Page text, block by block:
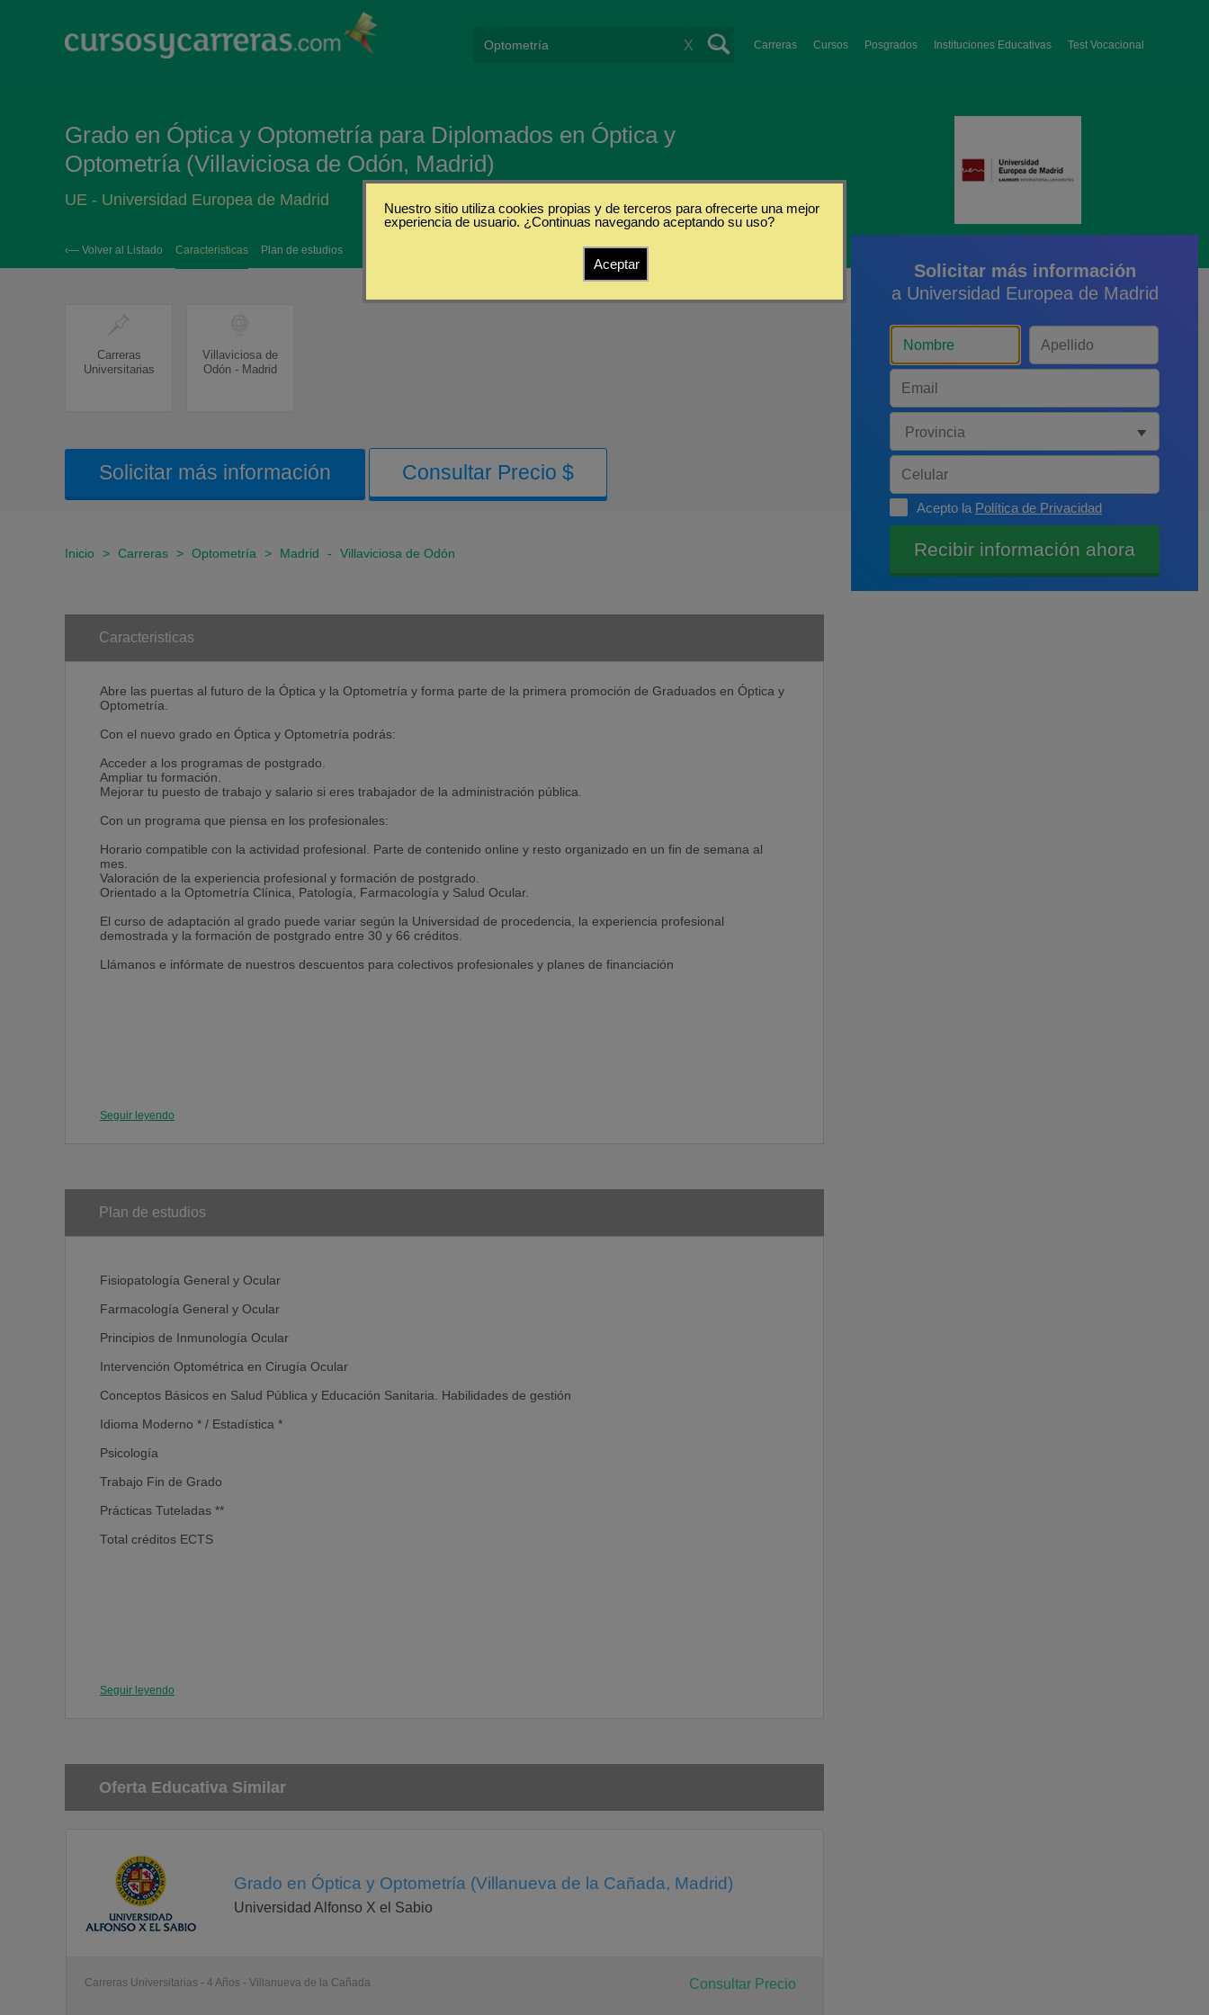
Carreras Cursos Posgrados Instituciones Educativas Test Vocacional
X
Grado en Óptica y Optometría para Diplomados en Óptica y
Optometría (Villaviciosa de Odón, Madrid)
UE - Universidad Europea de Madrid
‹— Volver al Listado Caracteristicas Plan de estudios
Carreras
Universitarias
Villaviciosa de
Odón - Madrid
Solicitar más información Consultar Precio $
Inicio > Carreras > Optometría > Madrid - Villaviciosa de Odón
Caracteristicas
Abre las puertas al futuro de la Óptica y la Optometría y forma parte de la primera promoción de Graduados en Óptica y
Optometría.
Con el nuevo grado en Óptica y Optometría podrás:
Acceder a los programas de postgrado.
Ampliar tu formación.
Mejorar tu puesto de trabajo y salario si eres trabajador de la administración pública.
Con un programa que piensa en los profesionales:
Horario compatible con la actividad profesional. Parte de contenido online y resto organizado en un fin de semana al
mes.
Valoración de la experiencia profesional y formación de postgrado.
Orientado a la Optometría Clínica, Patología, Farmacología y Salud Ocular.
El curso de adaptación al grado puede variar según la Universidad de procedencia, la experiencia profesional
demostrada y la formación de postgrado entre 30 y 66 créditos.
Llámanos e infórmate de nuestros descuentos para colectivos profesionales y planes de financiación
Seguir leyendo
Plan de estudios
Fisiopatología General y Ocular
Farmacología General y Ocular
Principios de Inmunología Ocular
Intervención Optométrica en Cirugía Ocular
Conceptos Básicos en Salud Pública y Educación Sanitaria. Habilidades de gestión
Idioma Moderno * / Estadística *
Psicología
Trabajo Fin de Grado
Prácticas Tuteladas **
Total créditos ECTS
Seguir leyendo
Oferta Educativa Similar
Grado en Óptica y Optometría (Villanueva de la Cañada, Madrid)
Universidad Alfonso X el Sabio
Carreras Universitarias - 4 Años - Villanueva de la Cañada Consultar Precio
Solicitar más información
a Universidad Europea de Madrid
Acepto la Política de Privacidad
Nuestro sitio utiliza cookies propias y de terceros para ofrecerte una mejor
experiencia de usuario. ¿Continuas navegando aceptando su uso?
Aceptar